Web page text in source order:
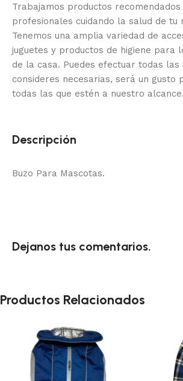
Trabajamos productos
profesionales cuidando la salud de tu
Tenemos una amplia variedad de
juguetes y productos de higiene para
de la casa. Puedes efectuar todas las
consideres necesarias, será un gusto
todas las que estén a nuestro alcance.
Descripción
Buzo Para Mascotas.
Dejanos tus comentarios.
Productos Relacionados